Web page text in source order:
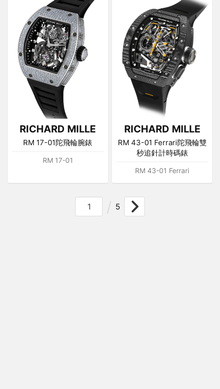
RICHARD MILLE
RM 17-01陀飛輪腕錶
RM 17-01
RICHARD MILLE
RM 43-01 Ferrari陀飛輪雙
秒追針計時碼錶
RM 43-01 Ferrari
5